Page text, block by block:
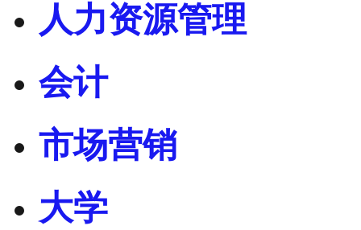
人力资源管理
会计
市场营销
大学